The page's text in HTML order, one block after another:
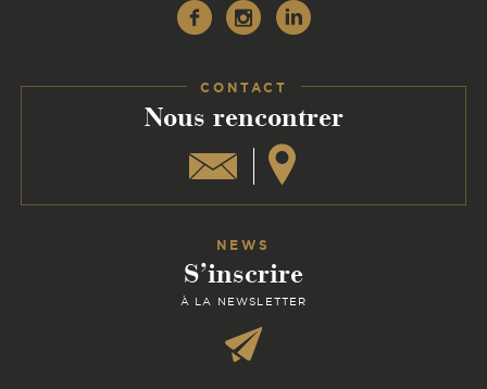
CONTACT
Nous rencontrer
NEWS
S’inscrire
À LA NEWSLETTER